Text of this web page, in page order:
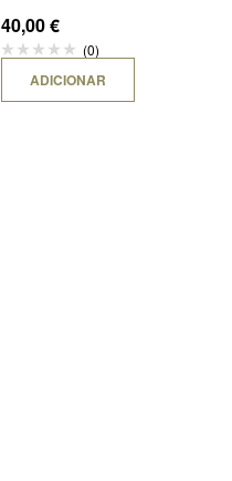
40,00€
(0)
ADICIONAR